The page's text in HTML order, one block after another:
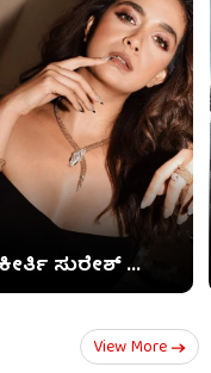
ಸುರೇಶ್ ...
View More